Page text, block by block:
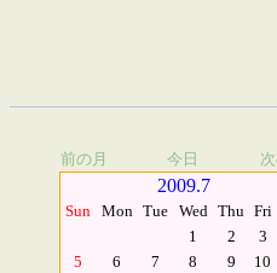
前の月 今日
2009.7
Sun Mon Tue Wed Thu Fri
1
2 3
5
6 7 8 9 10